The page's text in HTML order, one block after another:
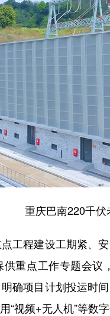
重庆巴南220千伏
程建设工期紧、安
重点工作专题会
确项目计划投运时
“视频+无人机”等数